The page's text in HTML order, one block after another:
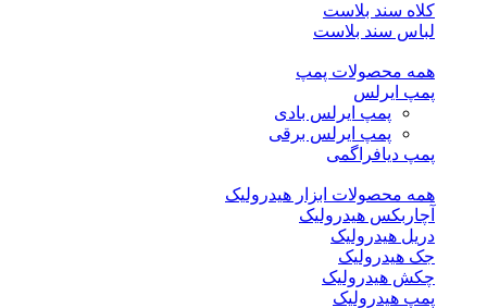
کلاه سند بلاست
لباس سند بلاست
همه محصولات پمپ
پمپ ایرلس
پمپ ایرلس بادی
پمپ ایرلس برقی
پمپ دیافراگمی
همه محصولات ابزار هیدرولیک
آچاربکس هیدرولیک
دریل هیدرولیک
جک هیدرولیک
چکش هیدرولیک
پمپ هیدرولیک